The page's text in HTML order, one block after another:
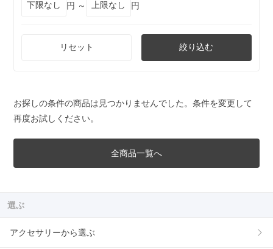
円 ～
円
リセット 絞り込む
お探しの条件の商品は見つかりませんでした。条件を変更して
再度お試しください。
全商品一覧へ
選ぶ
アクセサリーから選ぶ